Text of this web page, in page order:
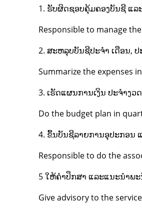
1. ຮັບຜິດຊອບຄຸ້ມຄອງບັນຊີ ແລ
Responsible to manage
2. ສະຫລຸບບັນຊີປະຈຳ ເດືອນ,
Summarize the expenses
3. ເຮັດແຜນການເງິນ ປະຈຳງ
Do the budget plan in
4. ຂຶ້ນບັນຊີລາຍການອຸປະກອນ
Responsible to do the
5 ໃຫ້ຄໍາປຶກສາ ແລະແນະນໍາພ
Give advisory to the